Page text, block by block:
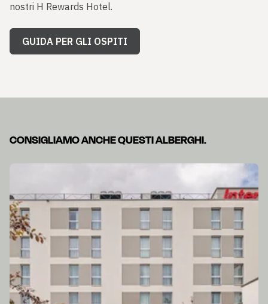
nostri H Rewards Hotel.
GUIDA PER GLI OSPITI
CONSIGLIAMO ANCHE QUESTI ALBERGHI.